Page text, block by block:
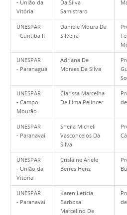
- União da
Vitória
Da Silva
Samistraro
UNESPAR
- Curitiba II
Daniele Moura Da
Silveira
UNESPAR
- Paranaguá
Adriana De
Moraes Da Silva
UNESPAR
- Campo
Mourão
Clarissa Marcelha
De Lima Pelincer
UNESPAR
- Paranavaí
Sheila Micheli
Vasconcelos Da
Silva
UNESPAR
- União da
Vitória
Crislaine Ariele
Berres Henz
UNESPAR
- Paranavaí
Karen Letícia
Barbosa
Marcelino De